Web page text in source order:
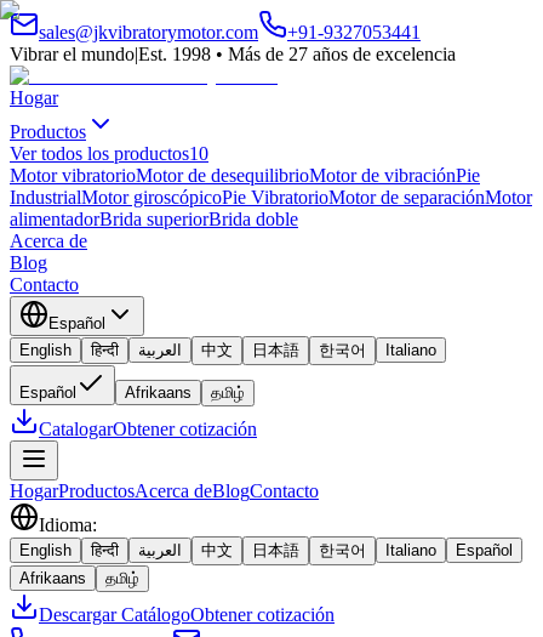
sales@jkvibratorymotor.com
+91-9327053441
Vibrar el mundo|Est. 1998 • Más de 27 años de excelencia
Hogar
Productos
Ver todos los productos10
Motor vibratorioMotor de desequilibrioMotor de vibraciónPie
IndustrialMotor giroscópicoPie VibratorioMotor de separaciónMotor
alimentadorBrida superiorBrida doble
Acerca de
Blog
Contacto
Español
English
हिन्दी العربية 中文 日本語 한국어 Italiano
Español Afrikaans தமிழ்
CatalogarObtener cotización
HogarProductosAcerca deBlogContacto
Idioma:
English हिन्दी العربية 中文 日本語 한국어 Italiano
Español
Afrikaans
தமிழ்
Descargar CatálogoObtener cotización